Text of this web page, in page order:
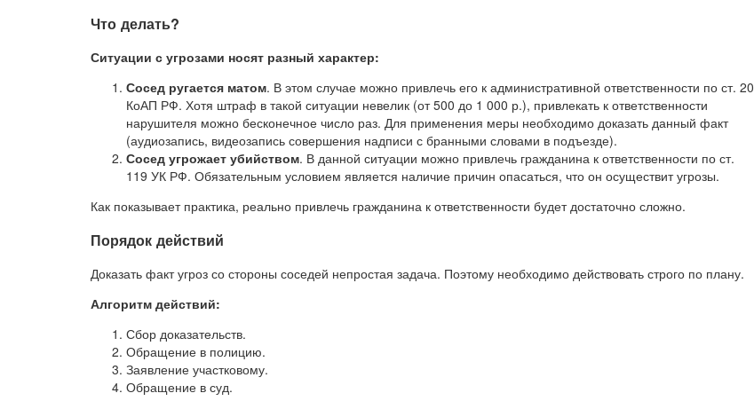
Что делать?
Ситуации с угрозами носят разный характер:
Сосед ругается матом. В этом случае можно привлечь его к административной ответственности по ст. 20
КоАП РФ. Хотя штраф в такой ситуации невелик (от 500 до 1 000 р.), привлекать к ответственности
нарушителя можно бесконечное число раз. Для применения меры необходимо доказать данный факт
(аудиозапись, видеозапись совершения надписи с бранными словами в подъезде).
Сосед угрожает убийством. В данной ситуации можно привлечь гражданина к ответственности по ст.
119 УК РФ. Обязательным условием является наличие причин опасаться, что он осуществит угрозы.
Как показывает практика, реально привлечь гражданина к ответственности будет достаточно сложно.
Порядок действий
Доказать факт угроз со стороны соседей непростая задача. Поэтому необходимо действовать строго по плану.
Алгоритм действий:
Сбор доказательств.
Обращение в полицию.
Заявление участковому.
Обращение в суд.